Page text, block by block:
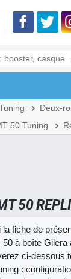
Deux-
50 Tuning
50
la fiche de
50 à boîte Gilera
ci-dessous
: